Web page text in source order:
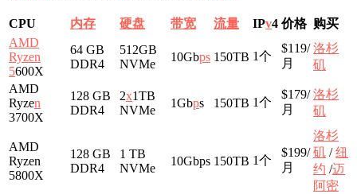
CPU 内存 硬盘 带宽 流量 IPv4 价格 购买
AMD
Ryzen
5600X
64 GB
DDR4
512GB
NVMe
10Gbps 150TB 1个
$119/
月
洛杉
矶
AMD
Ryzen
3700X
128 GB
DDR4
2x1TB
NVMe
1Gbps 150TB 1个
$179/
月
洛杉
矶
AMD
Ryzen
5800X
128 GB
DDR4
1 TB
NVMe
10Gbps 150TB 1个
$199/
月
洛杉
矶 /纽
约 /迈
阿密